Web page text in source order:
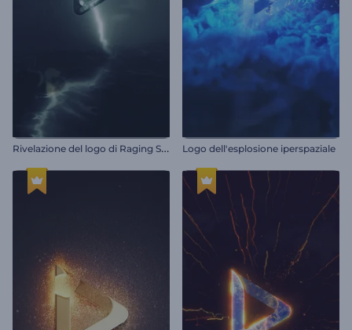
R
ivelazione del logo di Raging Storm Logo dell'esplosione iperspaziale